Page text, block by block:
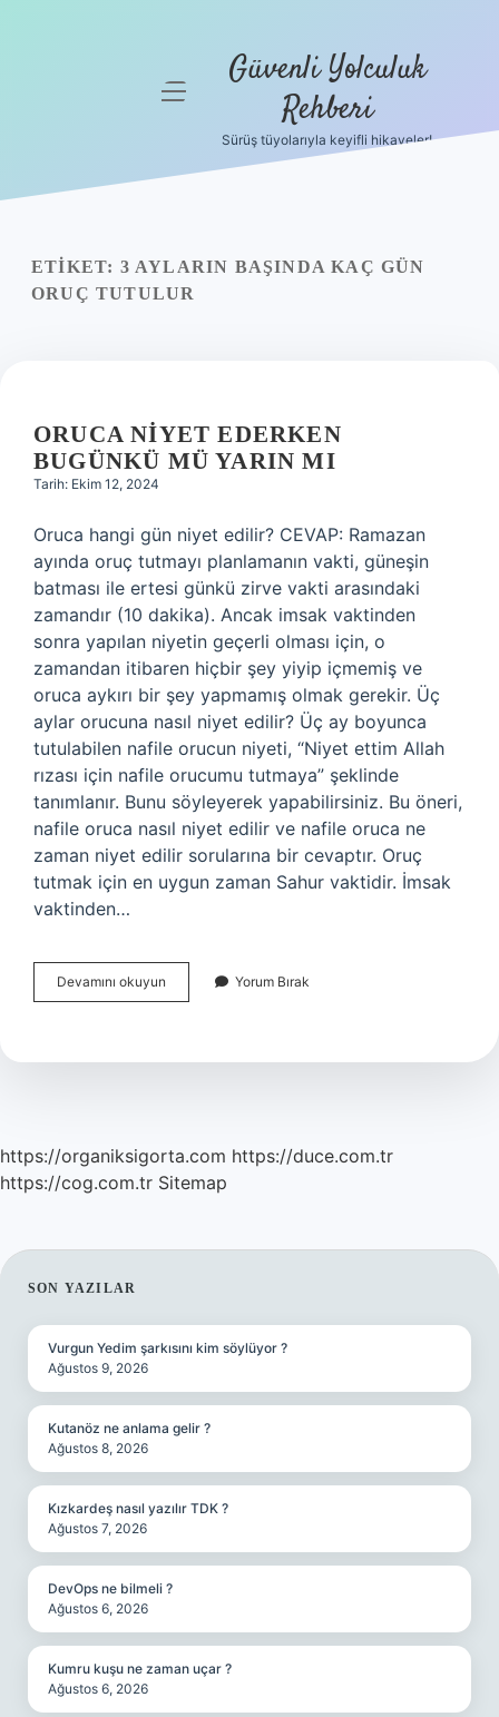
Yasal Uyarı
menüyü Güvenli Yolculuk
Rehberi
Sürüş tüyolarıyla keyifli hikayeler!
ETIKET: 3 AYLARIN BAŞINDA KAÇ GÜN
ORUÇ TUTULUR
ORUCA NIYET EDERKEN
BUGÜNKÜ MÜ YARIN MI
Tarih: Ekim 12, 2024
Oruca hangi gün niyet edilir? CEVAP: Ramazan
ayında oruç tutmayı planlamanın vakti, güneşin
batması ile ertesi günkü zirve vakti arasındaki
zamandır (10 dakika). Ancak imsak vaktinden
sonra yapılan niyetin geçerli olması için, o
zamandan itibaren hiçbir şey yiyip içmemiş ve
oruca aykırı bir şey yapmamış olmak gerekir. Üç
aylar orucuna nasıl niyet edilir? Üç ay boyunca
tutulabilen nafile orucun niyeti, “Niyet ettim Allah
rızası için nafile orucumu tutmaya” şeklinde
tanımlanır. Bunu söyleyerek yapabilirsiniz. Bu öneri,
nafile oruca nasıl niyet edilir ve nafile oruca ne
zaman niyet edilir sorularına bir cevaptır. Oruç
tutmak için en uygun zaman Sahur vaktidir. İmsak
vaktinden…
Devamını okuyun
Niyet
Mü
Yorum Bırak
https://organiksigorta.com https://duce.com.tr
https://cog.com.tr Sitemap
SIDEBAR
SON YAZILAR
Vurgun Yedim şarkısını kim söylüyor ?
Ağustos 9, 2026
Kutanöz ne anlama gelir ?
Ağustos 8, 2026
Kızkardeş nasıl yazılır TDK ?
Ağustos 7, 2026
DevOps ne bilmeli ?
Ağustos 6, 2026
Kumru kuşu ne zaman uçar ?
Ağustos 6, 2026